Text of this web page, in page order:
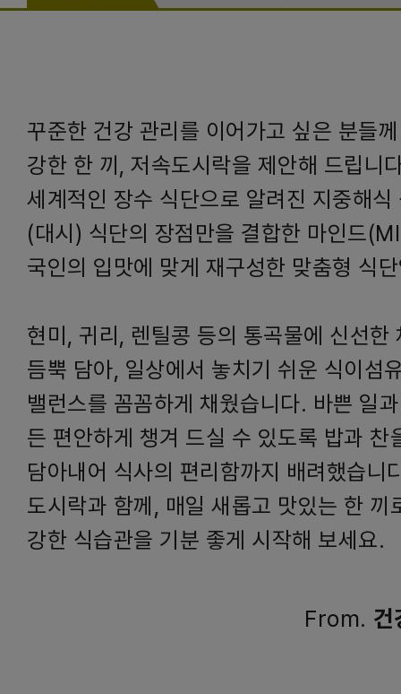
꾸준한 건강 관리를 이어가고 싶은 분들
강한 한 끼, 저속도시락을 제안해 드립니
세계적인 장수 식단으로 알려진 지중해
(대시) 식단의 장점만을 결합한 마인드
국인의 입맛에 맞게 재구성한 맞춤형 식
현미, 귀리, 렌틸콩 등의 통곡물에 신선한
듬뿍 담아, 일상에서 놓치기 쉬운 식이섬
밸런스를 꼼꼼하게 채웠습니다. 바쁜 일
든 편안하게 챙겨 드실 수 있도록 밥과 찬
담아내어 식사의 편리함까지 배려했습니
도시락과 함께, 매일 새롭고 맛있는 한 끼
강한 식습관을 기분 좋게 시작해 보세요.
From. 건